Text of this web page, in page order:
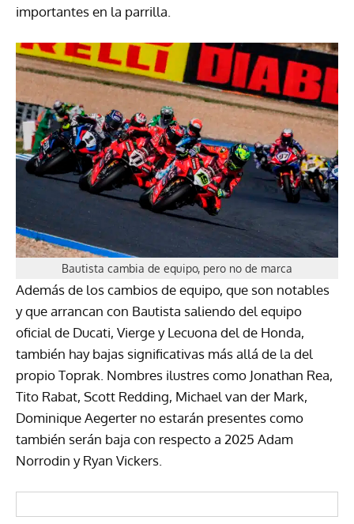
importantes en la parrilla.
Bautista cambia de equipo, pero no de marca
Además de los cambios de equipo, que son notables
y que arrancan con Bautista saliendo del equipo
oficial de Ducati, Vierge y Lecuona del de Honda,
también hay bajas significativas más allá de la del
propio Toprak. Nombres ilustres como Jonathan Rea,
Tito Rabat, Scott Redding, Michael van der Mark,
Dominique Aegerter no estarán presentes como
también serán baja con respecto a 2025 Adam
Norrodin y Ryan Vickers.